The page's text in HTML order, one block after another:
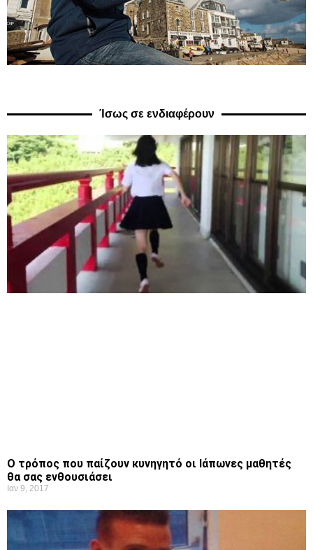
Ίσως σε ενδιαφέρουν
Ο τρόπος που παίζουν κυνηγητό οι Ιάπωνες μαθητές
θα σας ενθουσιάσει
Ιαν 9, 2017